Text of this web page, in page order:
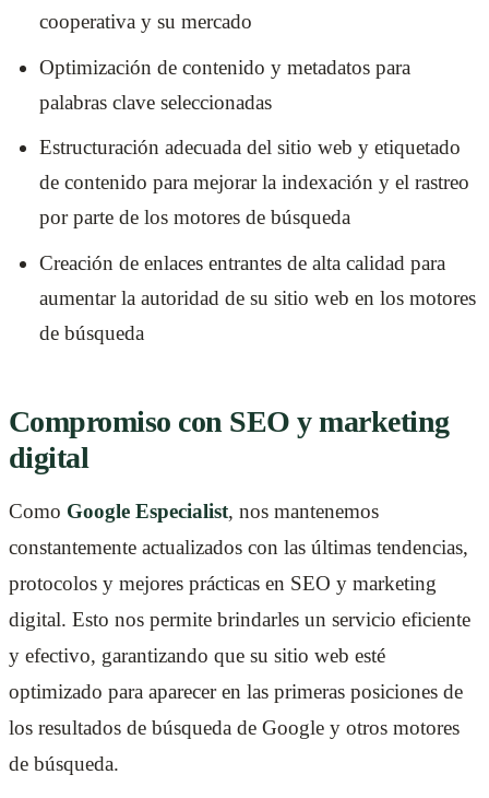
cooperativa y su mercado
Optimización de contenido y metadatos para
palabras clave seleccionadas
Estructuración adecuada del sitio web y etiquetado
de contenido para mejorar la indexación y el rastreo
por parte de los motores de búsqueda
Creación de enlaces entrantes de alta calidad para
aumentar la autoridad de su sitio web en los motores
de búsqueda
Compromiso con SEO y marketing
digital
Como Google Especialist, nos mantenemos
constantemente actualizados con las últimas tendencias,
protocolos y mejores prácticas en SEO y marketing
digital. Esto nos permite brindarles un servicio eficiente
y efectivo, garantizando que su sitio web esté
optimizado para aparecer en las primeras posiciones de
los resultados de búsqueda de Google y otros motores
de búsqueda.